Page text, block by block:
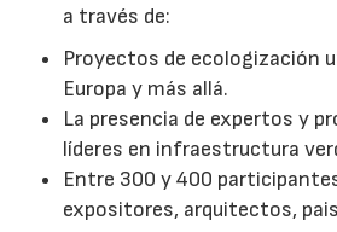
a través de:
Proyectos de ecologización
Europa y más allá.
La presencia de expertos y
líderes en infraestructura
Entre 300 y 400
expositores, arquitectos,